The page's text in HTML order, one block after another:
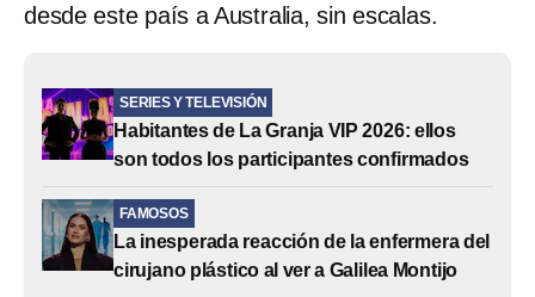
desde este país a Australia, sin escalas.
SERIES Y TELEVISIÓN
Habitantes de La Granja VIP 2026: ellos
son todos los participantes confirmados
FAMOSOS
La inesperada reacción de la enfermera del
cirujano plástico al ver a Galilea Montijo